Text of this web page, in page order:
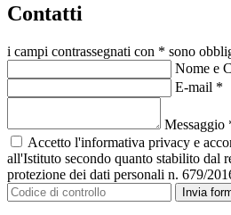
Contatti
i campi contrassegnati con * sono
Nome e
E-mail *
Messaggio
Accetto l'informativa privacy e
all'Istituto secondo quanto stabilito dal
protezione dei dati personali n. 679/
Invia